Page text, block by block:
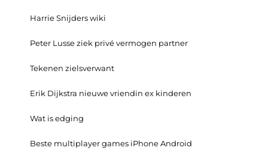
Harrie Snijders wiki
Peter Lusse ziek privé vermogen partner
Tekenen zielsverwant
Erik Dijkstra nieuwe vriendin ex kinderen
Wat is edging
Beste multiplayer games iPhone Android